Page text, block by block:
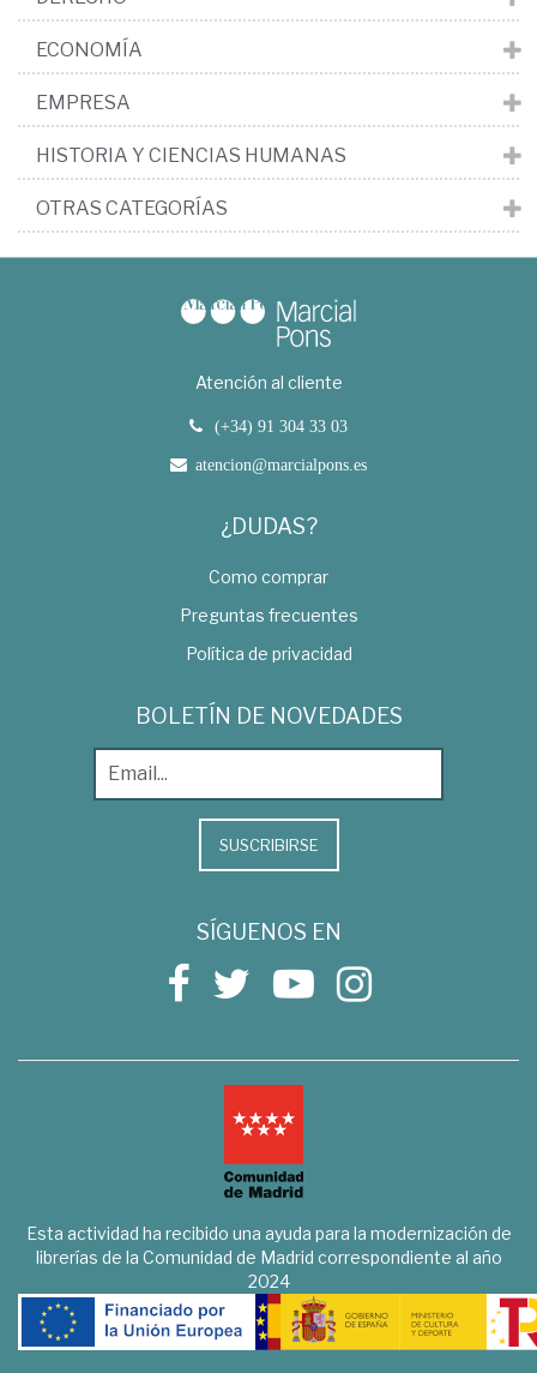
ECONOMÍA
EMPRESA
HISTORIA Y CIENCIAS HUMANAS
OTRAS CATEGORÍAS
Atención al cliente
(+34) 91 304 33 03
atencion@marcialpons.es
¿DUDAS?
Como comprar
Preguntas frecuentes
Política de privacidad
BOLETÍN DE NOVEDADES
SUSCRIBIRSE
SÍGUENOS EN
Esta actividad ha recibido una ayuda para la modernización de
librerías de la Comunidad de Madrid correspondiente al año
2024